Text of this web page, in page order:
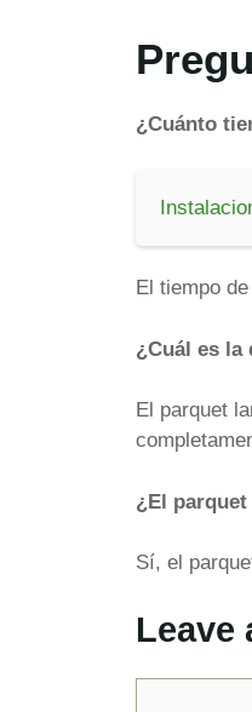
¿Cuánto
El tiempo
¿Cuál es
El parquet
¿El
Sí, el
Leave